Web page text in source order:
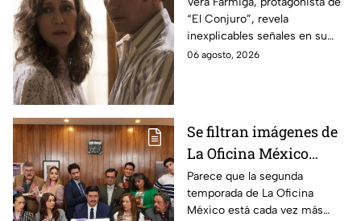
señales en su cuerpo
durante la grabación de
la película
“El Conjuro”, revela
inexplicables señales en su
cuerpo durante el rodaje de la
06 agosto, 2026
Se filtran imágenes de
La Oficina México
temporada 2 y un
detalle desata teorías
Parece que la segunda
temporada de La Oficina
México está cada vez más